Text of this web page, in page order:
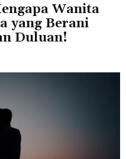
Wanita
yang Berani
Duluan!